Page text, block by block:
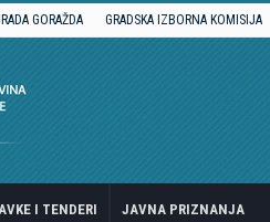
GORAŽDA GRADSKA IZBORNA KOMISIJA
I TENDERI JAVNA PRIZNANJA